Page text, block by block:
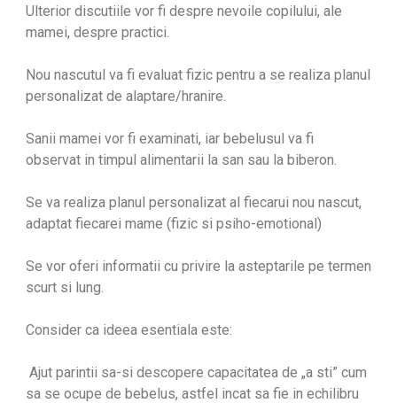
Ulterior discutiile vor fi despre nevoile copilului, ale
mamei, despre practici.
Nou nascutul va fi evaluat fizic pentru a se realiza planul
personalizat de alaptare/hranire.
Sanii mamei vor fi examinati, iar bebelusul va fi
observat in timpul alimentarii la san sau la biberon.
Se va realiza planul personalizat al fiecarui nou nascut,
adaptat fiecarei mame (fizic si psiho-emotional)
Se vor oferi informatii cu privire la asteptarile pe termen
scurt si lung.
Consider ca ideea esentiala este:
Ajut parintii sa-si descopere capacitatea de „a sti” cum
sa se ocupe de bebelus, astfel incat sa fie in echilibru